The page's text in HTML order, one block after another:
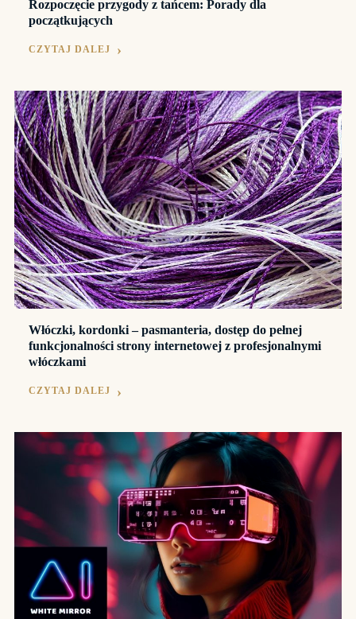
Rozpoczęcie przygody z tańcem: Porady dla
początkujących
CZYTAJ DALEJ
Włóczki, kordonki – pasmanteria, dostęp do pełnej
funkcjonalności strony internetowej z profesjonalnymi
włóczkami
CZYTAJ DALEJ